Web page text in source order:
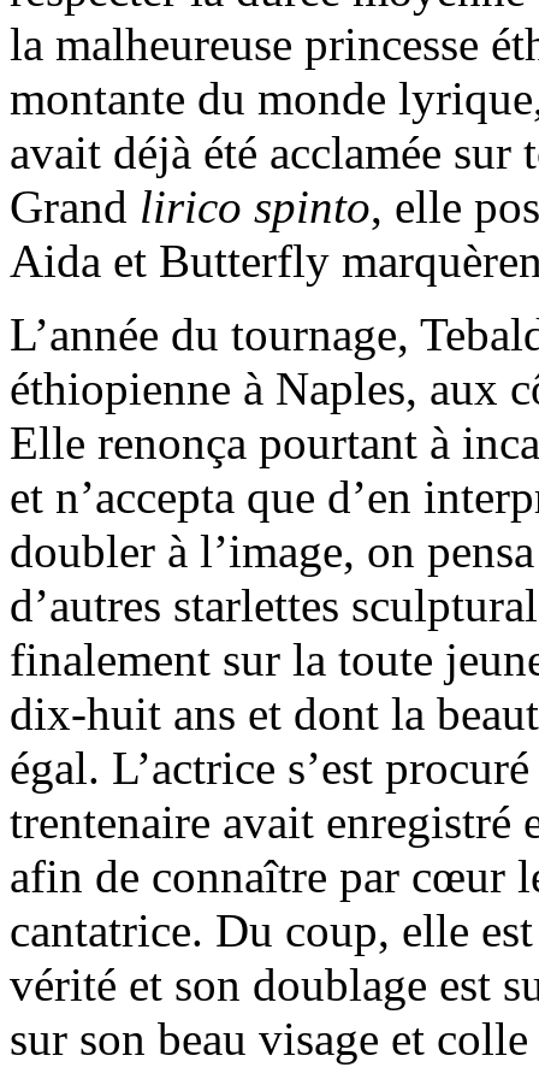
la malheureuse princesse
montante du monde
avait déjà été acclamée sur
Grand lirico spinto, elle
Aida et Butterfly
L’année du tournage,
éthiopienne à Naples, aux
Elle renonça pourtant à
et n’accepta que d’en
doubler à l’image, on
d’autres starlettes
finalement sur la toute
dix-huit ans et dont la
égal. L’actrice s’est
trentenaire avait
afin de connaître par cœur
cantatrice. Du coup, elle
vérité et son doublage est
sur son beau visage et